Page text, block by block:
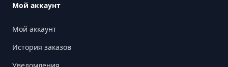
Мой аккаунт
Мой аккаунт
История заказов